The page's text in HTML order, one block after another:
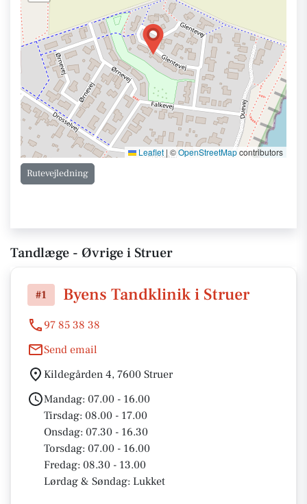
Leaflet | ©OpenStreetMapcontributors
Rutevejledning
Tandlæge - Øvrige i Struer
#1 Byens Tandklinik i Struer
97 85 38 38
Send email
Kildegården 4, 7600 Struer
Mandag: 07.00 - 16.00
Tirsdag: 08.00 - 17.00
Onsdag: 07.30 - 16.30
Torsdag: 07.00 - 16.00
Fredag: 08.30 - 13.00
Lørdag & Søndag: Lukket